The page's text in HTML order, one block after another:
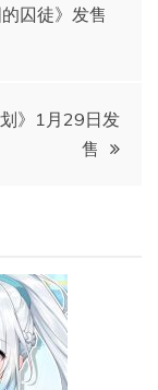
囚徒》发售
》1月29日发
售